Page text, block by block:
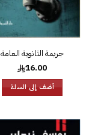
جريمة الثانوية العامة
16.00
أضف إلى السلة